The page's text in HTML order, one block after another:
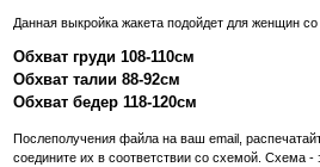
Данная выкройка жакета подойдет для женщин
Обхват груди 108-110см
Обхват талии 88-92см
Обхват бедер 118-120см
Послеполучения файла на ваш email,
соедините их в соответствии со схемой. Схема -